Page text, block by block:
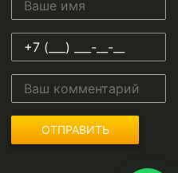
ОТПРАВИТЬ